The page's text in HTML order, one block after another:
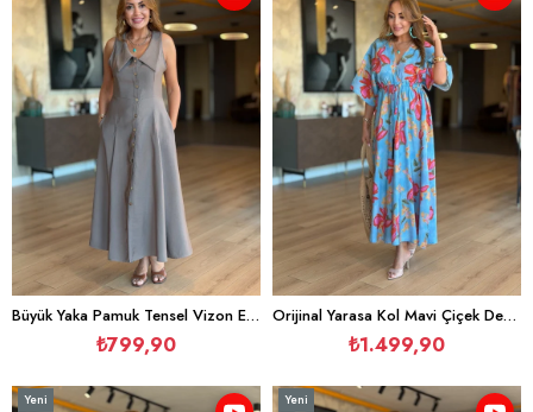
Büyük Yaka Pamuk Tensel Vizon Elbise
₺799,90
Orijinal Yarasa Kol Mavi Çiçek Desen Otantik Elbise
₺1.499,90
Yeni
Yeni